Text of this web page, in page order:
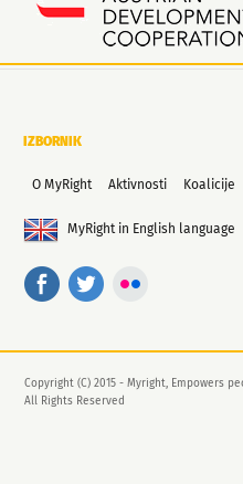
IZBORNIK
O MyRight Aktivnosti Koalicije
MyRight in English language
Copyright (C) 2015 - Myright, Empowers
All Rights Reserved